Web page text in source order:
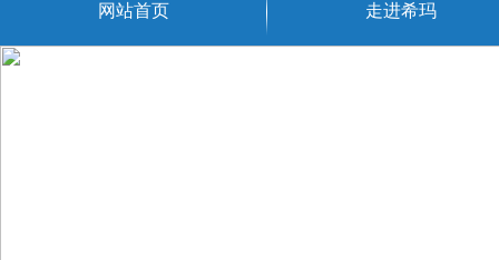
网站首页 走进希玛